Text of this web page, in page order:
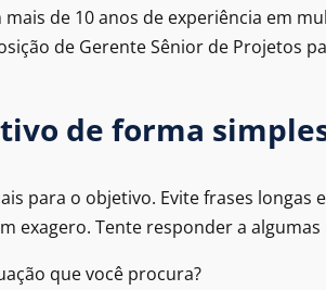
de 10 anos de experiência em
de Gerente Sênior de Projetos
de forma
para o objetivo. Evite frases longas
exagero. Tente responder a
que você procura?